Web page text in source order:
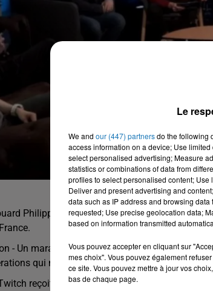
Philippe participe lui aussi à ces
- Un marathon de débats de 9h à 20h avec
qui ne sont pas forcément impliquées
reçoit une dizaine de membres du
Le
We and our (447) partnersdo the following
access information on a device; Use
select personalised advertising; Measure
statistics or combinations of data from
profiles to select personalised content;
Deliver and present advertising and
data such as IP address and browsing
requested; Use precise geolocation data;
based on information transmitted
Vous pouvez accepter en cliquant sur
mes choix". Vous pouvez également
ce site. Vous pouvez mettre à jour vos
bas de chaque page.